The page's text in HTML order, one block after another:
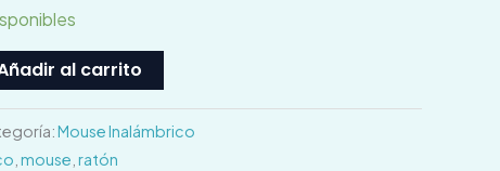
al carrito
Mouse Inalámbrico
mouse ratón